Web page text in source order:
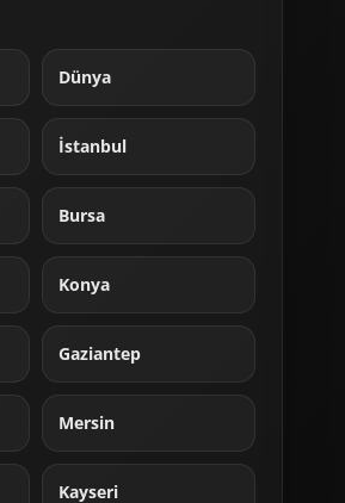
Dünya
İstanbul
Bursa
Konya
Gaziantep
Mersin
Kayseri